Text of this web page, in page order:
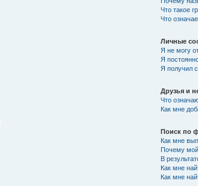
Что такое
Что
Личные
Я не могу
Я
Я получил
Друзья и
Что
Как мне
Поиск по
Как мне
Почему мой
В
Как мне
Как мне